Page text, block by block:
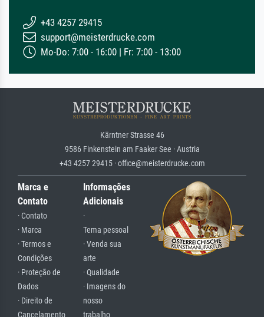
+43 4257 29415
support@meisterdrucke.com
Mo-Do: 7:00 - 16:00 | Fr: 7:00 - 13:00
Kärntner Strasse 46
9586 Finkenstein am Faaker See · Austria
+43 4257 29415 · office@meisterdrucke.com
Marca e
Contato
· Contato
· Marca
· Termos e
Condições
· Proteção de
Dados
· Direito de
Cancelamento
Informações
Adicionais
·
Tema pessoal
· Venda sua
arte
· Qualidade
· Imagens do
nosso
trabalho